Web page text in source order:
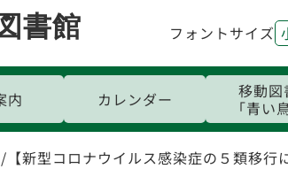
書館 フォントサイズ
内 カレンダー
移動図
「青い
【新型コロナウイルス感染症の５類移行